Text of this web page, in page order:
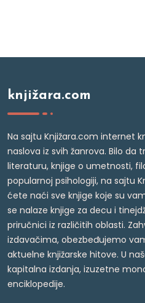
knjižara.com
Na sajtu Knjižara.com internet
naslova iz svih žanrova. Bilo da
literaturu, knjige o umetnosti,
popularnoj psihologiji, na sajtu
ćete naći sve knjige koje su
se nalaze knjige za decu i
priručnici iz različitih oblasti.
izdavačima, obezbeđujemo
aktuelne knjižarske hitove. U
kapitalna izdanja, izuzetne
enciklopedije.